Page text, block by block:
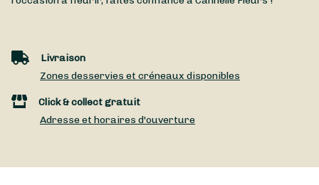
Livraison
Zones desservies et créneaux disponibles
Click & collect gratuit
Adresse et horaires d'ouverture